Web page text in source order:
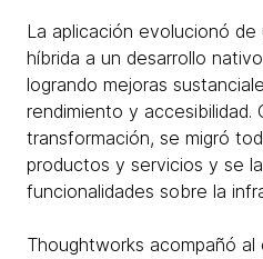
La aplicación evolucionó
híbrida a un desarrollo
logrando mejoras
rendimiento y accesibilidad.
transformación, se migró
productos y servicios y se
funcionalidades sobre la
Thoughtworks acompañó